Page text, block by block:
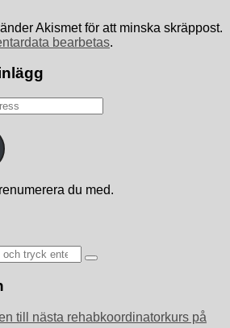
Akismet för att minska skräppost.
bearbetas.
du med.
till nästa rehabkoordinatorkurs på